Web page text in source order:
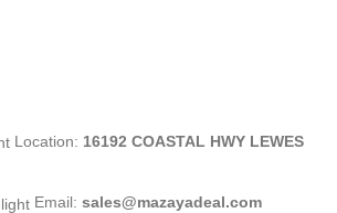
Location: 16192 COASTAL HWY LEWES
Email: sales@mazayadeal.com